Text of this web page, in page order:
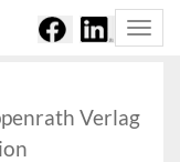
Verlag